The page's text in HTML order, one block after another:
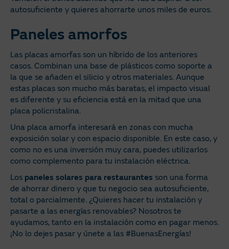
autosuficiente y quieres ahorrarte unos miles de euros.
Paneles amorfos
Las placas amorfas son un híbrido de los anteriores
casos. Combinan una base de plásticos como soporte a
la que se añaden el silicio y otros materiales. Aunque
estas placas son mucho más baratas, el impacto visual
es diferente y su eficiencia está en la mitad que una
placa policristalina.
Una placa amorfa interesará en zonas con mucha
exposición solar y con espacio disponible. En este caso, y
como no es una inversión muy cara, puedes utilizarlos
como complemento para tu instalación eléctrica.
Los paneles solares para restaurantes son una forma
de ahorrar dinero y que tu negocio sea autosuficiente,
total o parcialmente. ¿Quieres hacer tu instalación y
pasarte a las energías renovables? Nosotros te
ayudamos, tanto en la instalación como en pagar menos.
¡No lo dejes pasar y únete a las #BuenasEnergías!